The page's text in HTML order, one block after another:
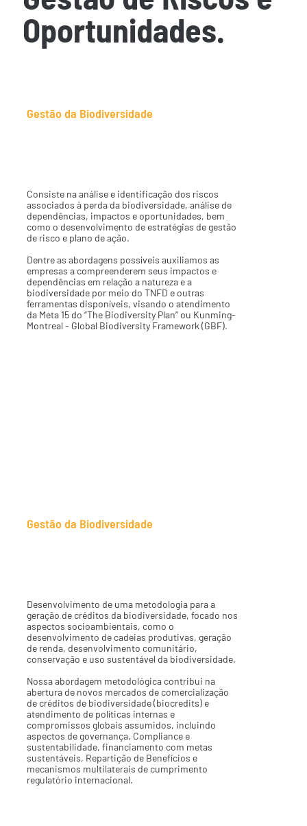
Oportunidades.
Consiste na análise e identificação dos riscos
associados à perda da biodiversidade, análise de
dependências, impactos e oportunidades, bem
como o desenvolvimento de estratégias de gestão
de risco e plano de ação.
Dentre as abordagens possíveis auxiliamos as
empresas a compreenderem seus impactos e
dependências em relação a natureza e a
biodiversidade por meio do TNFD e outras
ferramentas disponíveis, visando o atendimento
da Meta 15 do “The Biodiversity Plan” ou Kunming-
Montreal - Global Biodiversity Framework (GBF).
Gestão da Biodiversidade
Desenvolvimento de uma metodologia para a
geração de créditos da biodiversidade, focado nos
aspectos socioambientais, como o
desenvolvimento de cadeias produtivas, geração
de renda, desenvolvimento comunitário,
conservação e uso sustentável da biodiversidade.
Nossa abordagem metodológica contribui na
abertura de novos mercados de comercialização
de créditos de biodiversidade (biocredits) e
atendimento de políticas internas e
compromissos globais assumidos, incluindo
aspectos de governança, Compliance e
sustentabilidade, financiamento com metas
sustentáveis, Repartição de Benefícios e
mecanismos multilaterais de cumprimento
regulatório internacional.
Gestão da Biodiversidade